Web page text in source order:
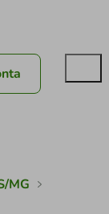
MG